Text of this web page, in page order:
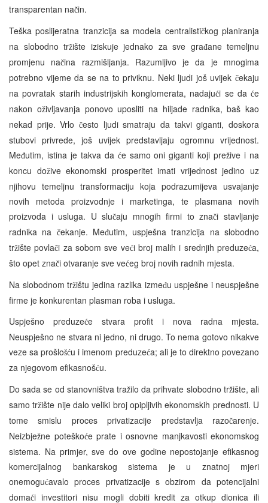
transparentan način.
Teška poslijeratna tranzicija sa modela centralističkog planiranja
na slobodno tržište iziskuje jednako za sve građane temeljnu
promjenu načina razmišljanja. Razumljivo je da je mnogima
potrebno vijeme da se na to priviknu. Neki ljudi još uvijek čekaju
na povratak starih industrijskih konglomerata, nadajući se da će
nakon oživljavanja ponovo uposliti na hiljade radnika, baš kao
nekad prije. Vrlo često ljudi smatraju da takvi giganti, doskora
stubovi privrede, još uvijek predstavljaju ogromnu vrijednost.
Međutim, istina je takva da će samo oni giganti koji prežive i na
koncu dožive ekonomski prosperitet imati vrijednost jedino uz
njihovu temeljnu transformaciju koja podrazumijeva usvajanje
novih metoda proizvodnje i marketinga, te plasmana novih
proizvoda i usluga. U slučaju mnogih firmi to znači stavljanje
radnika na
čekanje. Međutim, uspješna tranzicija na slobodno
tržište povlači za sobom sve veći broj malih i srednjih preduzeća,
što opet znači otvaranje sve većeg broj novih radnih mjesta.
Na slobodnom tržištu jedina razlika između uspješne i neuspješne
firme je konkurentan plasman roba i usluga.
Uspješno preduzeće stvara profit i nova radna mjesta.
Neuspješno ne stvara ni jedno, ni drugo. To nema gotovo nikakve
veze sa prošlošću i imenom preduzeća; ali je to direktno povezano
za njegovom efikasnošću.
Do sada se od stanovništva tražilo da prihvate slobodno tržište, ali
samo tržište nije dalo veliki broj opipljivih ekonomskih prednosti. U
tome smislu proces privatizacije predstavlja razočarenje.
Neizbježne poteškoće prate i osnovne manjkavosti ekonomskog
sistema. Na primjer, sve do ove godine nepostojanje efikasnog
komercijalnog bankarskog sistema je u znatnoj mjeri
onemogućavalo proces privatizacije s obzirom da potencijalni
domaći investitori nisu mogli dobiti kredit za otkup dionica ili